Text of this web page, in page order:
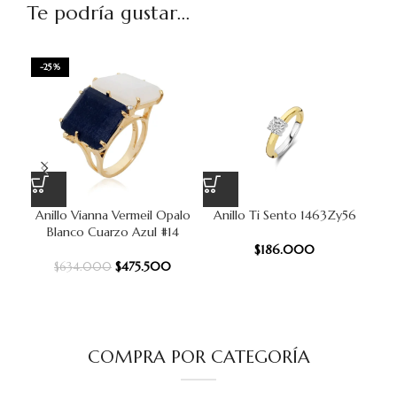
Te podría gustar...
-25%
Anillo Vianna Vermeil Opalo
Blanco Cuarzo Azul #14
$634.000 $475.500
Anillo Ti Sento 1463Zy56
$186.000
COMPRA POR CATEGORÍA